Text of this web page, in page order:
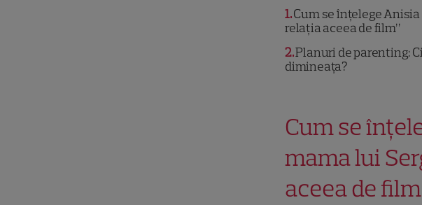
1Cum se înțelege Anisia
relația aceea de film”
2Planuri de parenting:
dimineața?
Cum se
mama lui
aceea de